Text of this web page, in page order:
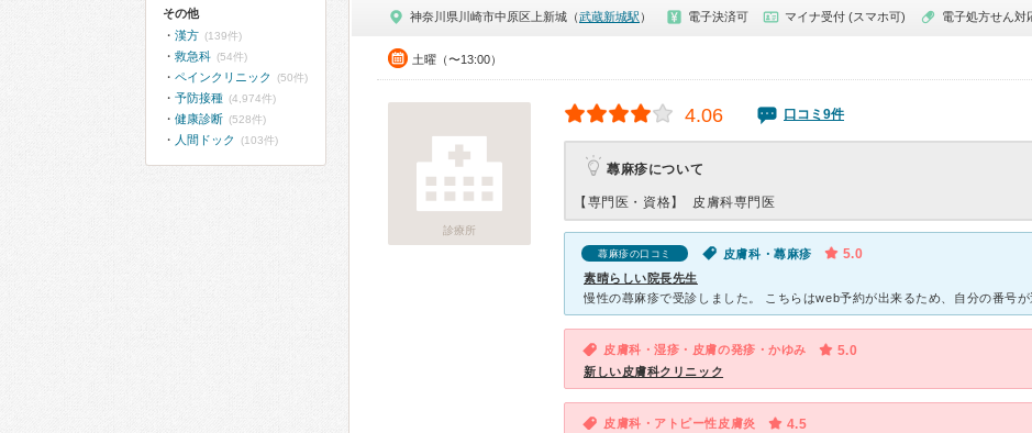
神奈川県川崎市中原区上新城（武蔵新城駅 ） 電子決済可 マイナ受付 (スマホ可) 電子処方せん対
土曜（〜13:00）
診療所
4.06 口コミ9件
蕁麻疹について
【専門医・資格】 皮膚科専門医
蕁麻疹の口コミ 皮膚科・蕁麻疹 5.0
素晴らしい院長先生
皮膚科・湿疹・皮膚の発疹・かゆみ 5.0
新しい皮膚科クリニック
皮膚科・アトピー性皮膚炎 4.5
その他
漢方 (139件)
救急科 (54件)
ペインクリニック (50件)
予防接種 (4,974件)
健康診断 (528件)
人間ドック (103件)